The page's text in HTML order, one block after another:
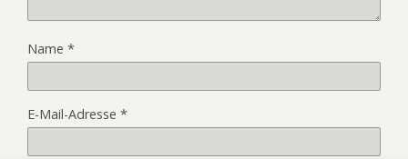
Name *
E-Mail-Adresse *